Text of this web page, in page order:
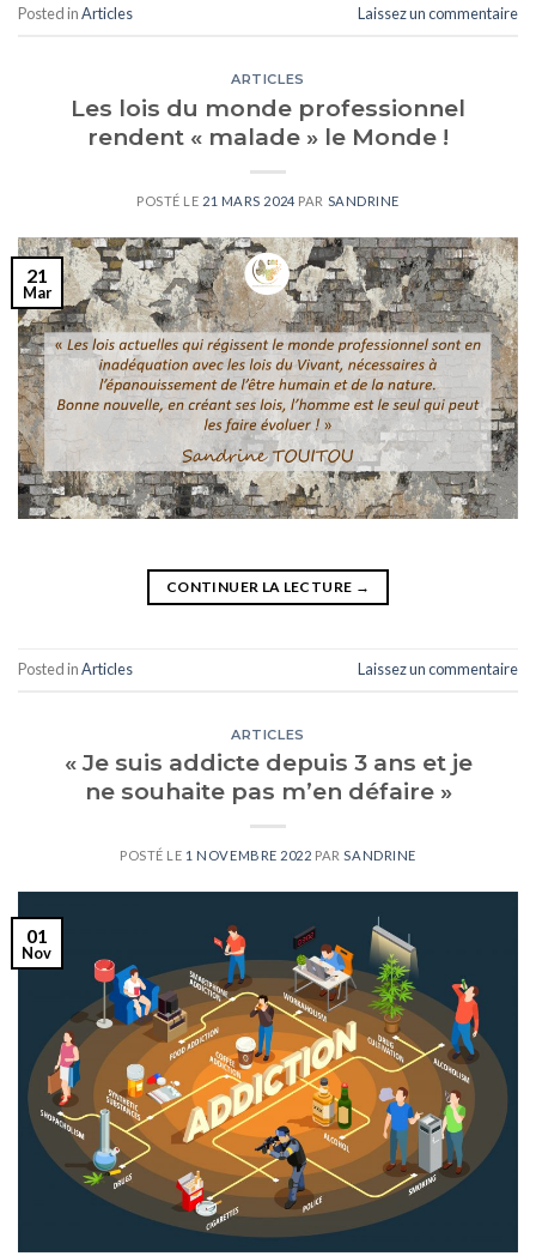
Posted inArticles Laissez un commentaire
ARTICLES
Les lois du monde professionnel
rendent « malade » le Monde !
POSTÉ LE 21 MARS 2024 PAR SANDRINE
21
Mar
CONTINUER LA LECTURE →
Posted inArticles Laissez un commentaire
ARTICLES
« Je suis addicte depuis 3 ans et je
ne souhaite pas m’en défaire »
POSTÉ LE 1 NOVEMBRE 2022 PARSANDRINE
01
Nov